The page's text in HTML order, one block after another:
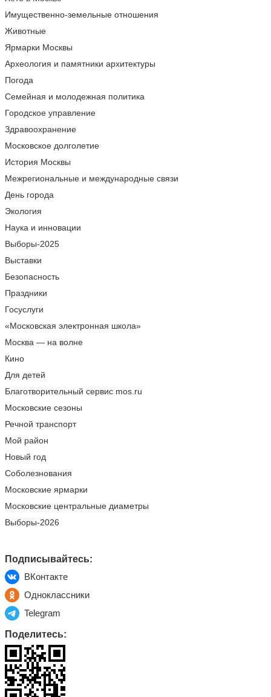
Имущественно-земельные отношения
Животные
Ярмарки Москвы
Археология и памятники архитектуры
Погода
Семейная и молодежная политика
Городское управление
Здравоохранение
Московское долголетие
История Москвы
Межрегиональные и международные связи
День города
Экология
Наука и инновации
Выборы-2025
Выставки
Безопасность
Праздники
Госуслуги
«Московская электронная школа»
Москва — на волне
Кино
Для детей
Благотворительный сервис mos.ru
Московские сезоны
Речной транспорт
Мой район
Новый год
Соболезнования
Московские ярмарки
Московские центральные диаметры
Выборы-2026
Подписывайтесь:
ВКонтакте
Одноклассники
Telegram
Поделитесь: